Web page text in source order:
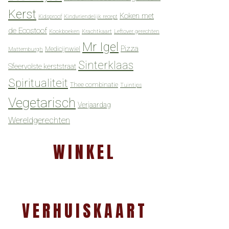
Kerst Kidsproof Kindvriendelijk recept Koken met
de Ecostoof Kookboeken Krachtkaart Leftover gerechten
Mattemburgh Medicijnwiel Mr Igel Pizza
Sfeervolste kerststraat Sinterklaas
Spiritualiteit Thee combinatie Tuintips
Vegetarisch Verjaardag
Wereldgerechten
WINKEL
VERHUISKAART